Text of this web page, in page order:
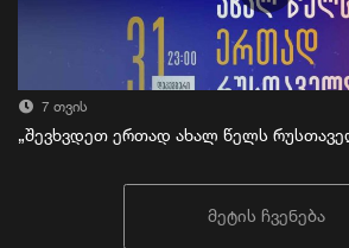
7 თვის
„შევხვდეთ ერთად ახალ წელს
მეტის ჩვენება